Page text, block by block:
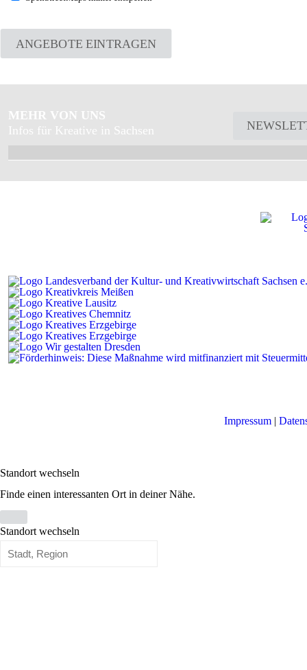
ANGEBOTE EINTRAGEN
MEHR VON UNS
Infos für Kreative in Sachsen
Impressum |
Standort wechseln
Finde einen interessanten Ort in deiner Nähe.
Standort wechseln